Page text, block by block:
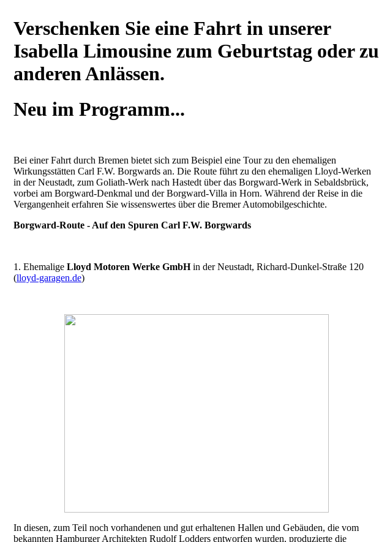
Verschenken Sie eine Fahrt in unserer
Isabella Limousine zum Geburtstag oder zu
anderen Anlässen.
Neu im Programm...
Bei einer Fahrt durch Bremen bietet sich zum Beispiel eine Tour zu den ehemaligen
Wirkungsstätten Carl F.W. Borgwards an. Die Route führt zu den ehemaligen Lloyd-Werken
in der Neustadt, zum Goliath-Werk nach Hastedt über das Borgward-Werk in Sebaldsbrück,
vorbei am Borgward-Denkmal und der Borgward-Villa in Horn. Während der Reise in die
Vergangenheit erfahren Sie wissenswertes über die Bremer Automobilgeschichte.
Borgward-Route - Auf den Spuren Carl F.W. Borgwards
1. Ehemalige Lloyd Motoren Werke GmbHin der Neustadt, Richard-Dunkel-Straße 120
(lloyd-garagen.de)
In diesen, zum Teil noch vorhandenen und gut erhaltenen Hallen und Gebäuden, die vom
bekannten Hamburger Architekten Rudolf Lodders entworfen wurden, produzierte die